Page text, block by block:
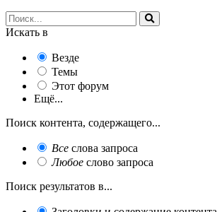
Искать в
Везде
Темы
Этот форум
Ещё...
Поиск контента, содержащего...
Все слова запроса
Любое слово запроса
Поиск результатов в...